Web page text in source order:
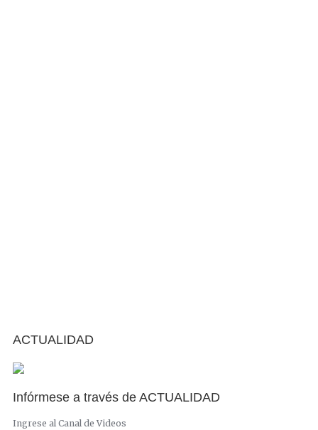
ACTUALIDAD
Infórmese a través de ACTUALIDAD
Ingrese al Canal de Videos